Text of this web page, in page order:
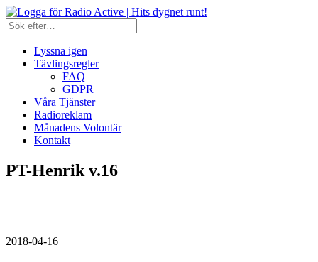
Lyssna igen
Tävlingsregler
FAQ
GDPR
Våra Tjänster
Radioreklam
Månadens Volontär
Kontakt
PT-Henrik v.16
2018-04-16